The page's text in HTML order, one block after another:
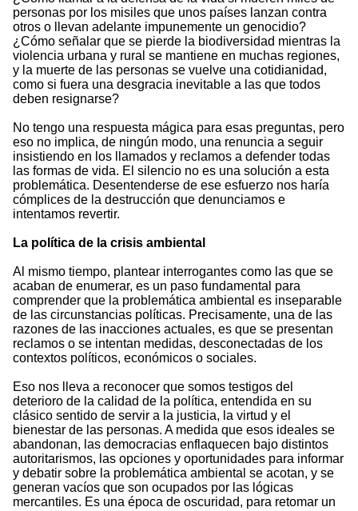
personas por los misiles que unos países lanzan contra
otros o llevan adelante impunemente un genocidio?
¿Cómo señalar que se pierde la biodiversidad mientras la
violencia urbana y rural se mantiene en muchas regiones,
y la muerte de las personas se vuelve una cotidianidad,
como si fuera una desgracia inevitable a las que todos
deben resignarse?
No tengo una respuesta mágica para esas preguntas, pero
eso no implica, de ningún modo, una renuncia a seguir
insistiendo en los llamados y reclamos a defender todas
las formas de vida. El silencio no es una solución a esta
problemática. Desentenderse de ese esfuerzo nos haría
cómplices de la destrucción que denunciamos e
intentamos revertir.
La política de la crisis ambiental
Al mismo tiempo, plantear interrogantes como las que se
acaban de enumerar, es un paso fundamental para
comprender que la problemática ambiental es inseparable
de las circunstancias políticas. Precisamente, una de las
razones de las inacciones actuales, es que se presentan
reclamos o se intentan medidas, desconectadas de los
contextos políticos, económicos o sociales.
Eso nos lleva a reconocer que somos testigos del
deterioro de la calidad de la política, entendida en su
clásico sentido de servir a la justicia, la virtud y el
bienestar de las personas. A medida que esos ideales se
abandonan, las democracias enflaquecen bajo distintos
autoritarismos, las opciones y oportunidades para informar
y debatir sobre la problemática ambiental se acotan, y se
generan vacíos que son ocupados por las lógicas
mercantiles. Es una época de oscuridad, para retomar un